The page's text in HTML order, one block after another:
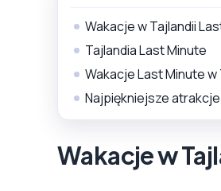
Wakacje w Tajlandii
Tajlandia Last Minute
Wakacje Last Minute w
Najpiękniejsze atrakcje
Wakacje w